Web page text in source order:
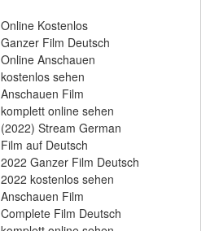
Kostenlos
Film Deutsch
Anschauen
sehen
Film
online sehen
Stream German
auf Deutsch
Ganzer Film Deutsch
kostenlos sehen
Film
Film Deutsch